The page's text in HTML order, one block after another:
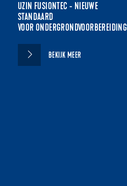
UZIN FUSIONTEC - NIEUWE
STANDAARD
VOOR ONDERGRONDVOORBEREIDING
BEKIJK MEER